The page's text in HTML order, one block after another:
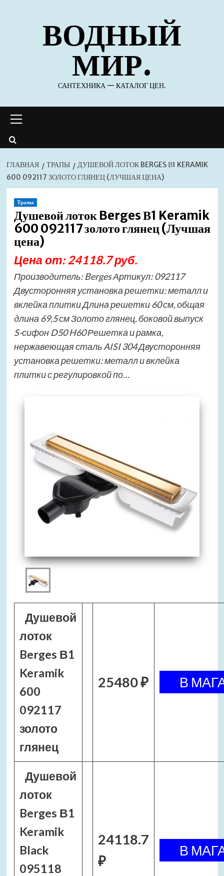
содержимомуВОДНЫЙ
МИР.
САНТЕХНИКА — КАТАЛОГ ЦЕН.
меню
ГЛАВНАЯ ТРАПЫ
ДУШЕВОЙ ЛОТОК BERGES В1 KERAMIK
600 092117 ЗОЛОТО ГЛЯНЕЦ (ЛУЧШАЯ ЦЕНА)
Трапы
Душевой лоток Berges В1 Keramik
600 092117 золото глянец (Лучшая
цена)
Цена от: 24118.7 руб.
Производитель: Berges Артикул: 092117
Двусторонняя установка решетки: металл и
вклейка плитки Длина решетки 60 см, общая
длина 69,5 см Золото глянец, боковой выпуск
S-сифон D50 H60 Решетка и рамка,
нержавеющая сталь AISI 304 Двусторонняя
установка решетки: металл и вклейка
плитки с регулировкой по…
Душевой
лоток
Berges В1
Keramik
600
092117
золото
глянец
25480 ₽
Душевой
лоток
Berges В1
Keramik
Black
095118
24118.7
₽